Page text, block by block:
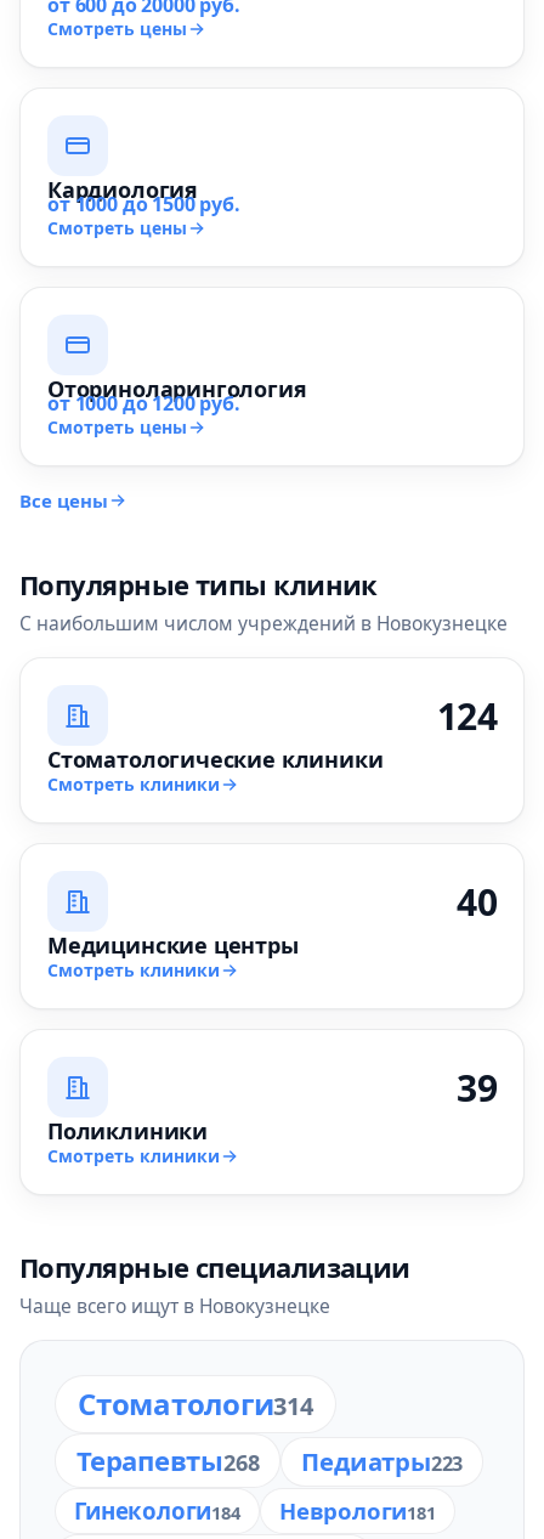
Смотреть цены
Кардиология
от 1000 до 1500 руб.
Смотреть цены
Оториноларингология
от 1000 до 1200 руб.
Смотреть цены
Все цены
Популярные типы клиник
С наибольшим числом учреждений в Новокузнецке
124
Стоматологические клиники
Смотреть клиники
40
Медицинские центры
Смотреть клиники
39
Поликлиники
Смотреть клиники
Популярные специализации
Чаще всего ищут в Новокузнецке
Стоматологи314
Терапевты268 Педиатры223
Гинекологи184 Неврологи181